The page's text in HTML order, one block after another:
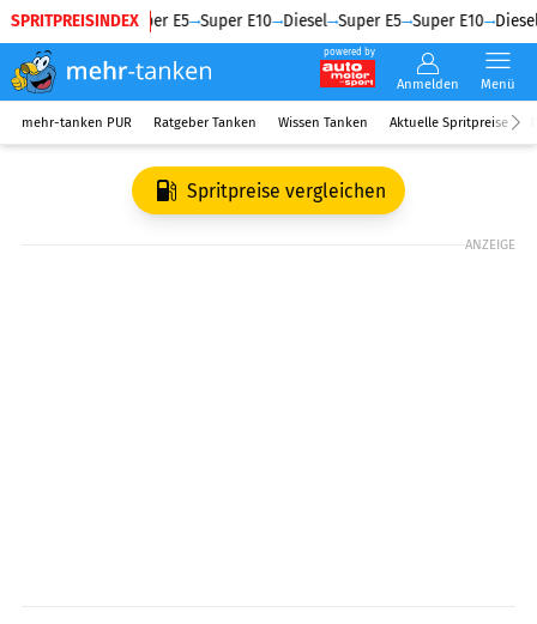
SPRITPREISINDEX
Diesel Super E5 Super E10 Diesel Super E5 Super E10 Diesel
powered by
Anmelden Menü
mehr-tanken PUR Ratgeber Tanken Wissen Tanken Aktuelle Spritpreise
Spritpreise vergleichen
ANZEIGE